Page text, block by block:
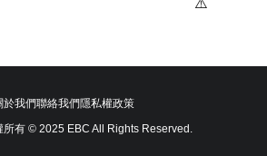
於我們聯絡我們隱私權政策
所有 © 2025 EBC All Rights Reserved.